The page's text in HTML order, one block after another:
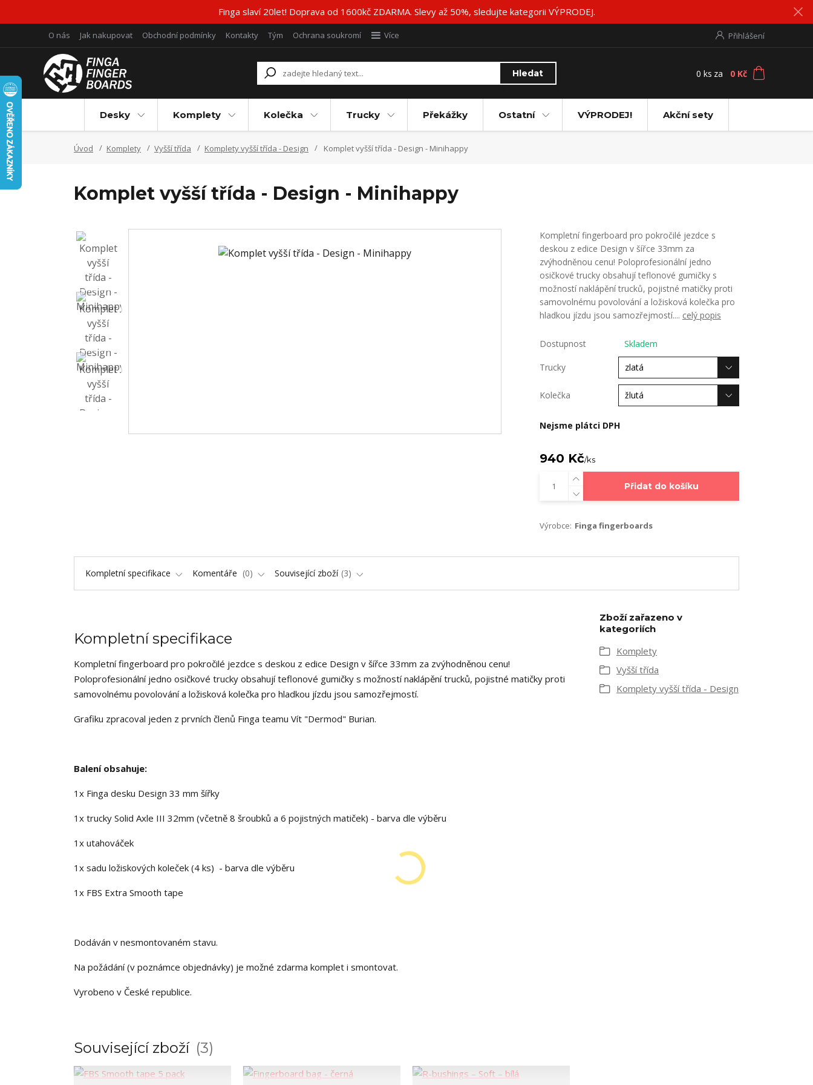
Finga slaví 20let! Doprava od 1600kč ZDARMA. Slevy až 50%, sledujte kategorii VÝPRODEJ.
O nás Jak nakupovat Obchodní podmínky Kontakty Tým Ochrana soukromí Více Přihlášení
Hledat 0 ks za 0 Kč
Desky Komplety Kolečka Trucky Překážky Ostatní VÝPRODEJ! Akční sety
Úvod Komplety Vyšší třída Komplety vyšší třída - Design Komplet vyšší třída - Design - Minihappy
Komplet vyšší třída - Design - Minihappy
Kompletní fingerboard pro pokročilé jezdce s
deskou z edice Design v šířce 33mm za
zvýhodněnou cenu! Poloprofesionální jedno
osičkové trucky obsahují teflonové gumičky s
možností naklápění trucků, pojistné matičky proti
samovolnému povolování a ložisková kolečka pro
hladkou jízdu jsou samozřejmostí.... celý popis
Dostupnost Skladem
Trucky
Kolečka
Nejsme plátci DPH
940 Kč/ks
Přidat do košíku
Výrobce: Finga fingerboards
Kompletní specifikace Komentáře 0 Související zboží 3
Kompletní specifikace
Kompletní fingerboard pro pokročilé jezdce s deskou z edice Design v šířce 33mm za zvýhodněnou cenu!
Poloprofesionální jedno osičkové trucky obsahují teflonové gumičky s možností naklápění trucků, pojistné matičky proti
samovolnému povolování a ložisková kolečka pro hladkou jízdu jsou samozřejmostí.
Grafiku zpracoval jeden z prvních členů Finga teamu Vít "Dermod" Burian.
Balení obsahuje:
1x Finga desku Design 33 mm šířky
1x trucky Solid Axle III 32mm (včetně 8 šroubků a 6 pojistných matiček) - barva dle výběru
1x utahováček
1x sadu ložiskových koleček (4 ks) - barva dle výběru
1x FBS Extra Smooth tape
Dodáván v nesmontovaném stavu.
Na požádání (v poznámce objednávky) je možné zdarma komplet i smontovat.
Vyrobeno v České republice.
Zboží zařazeno v
kategoriích
Komplety
Vyšší třída
Komplety vyšší třída - Design
Související zboží 3